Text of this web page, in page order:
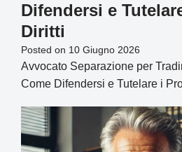
Difendersi e
Diritti
Posted on 10 Giugno 2026
Avvocato Separazione per
Come Difendersi e Tutelare i